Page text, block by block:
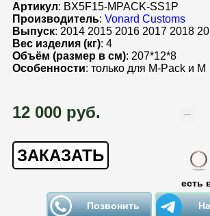
Артикул: BX5F15-MPACK-SS1P
Производитель: Vonard Customs
Выпуск: 2014 2015 2016 2017 2018
Вес изделия (кг): 4
Объём (размер в см): 207*12*8
Особенности: только для M-Pack и M
12 000 руб.
ЗАКАЗАТЬ
есть
Позвонить